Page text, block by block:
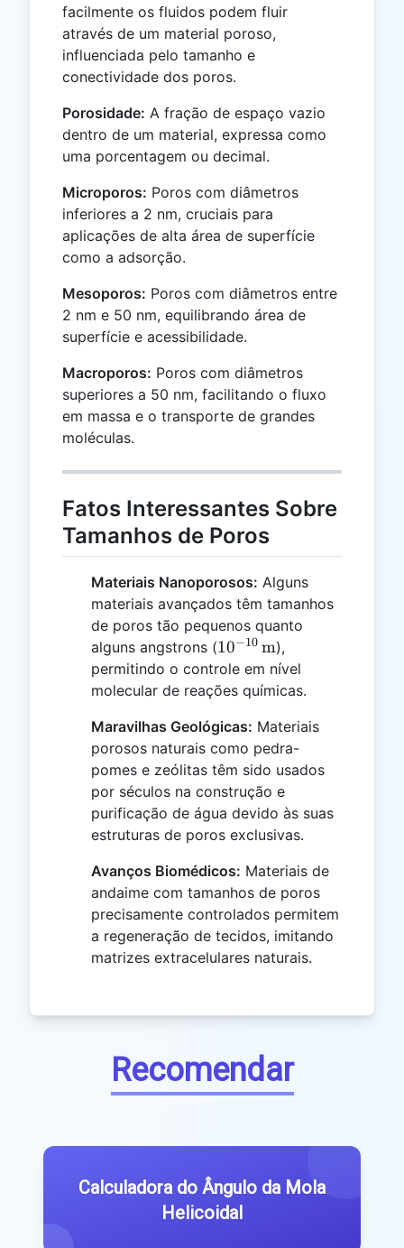
facilmente os fluidos podem fluir
através de um material poroso,
influenciada pelo tamanho e
conectividade dos poros.
Porosidade: A fração de espaço vazio
dentro de um material, expressa como
uma porcentagem ou decimal.
Microporos: Poros com diâmetros
inferiores a 2 nm, cruciais para
aplicações de alta área de superfície
como a adsorção.
Mesoporos: Poros com diâmetros entre
2 nm e 50 nm, equilibrando área de
superfície e acessibilidade.
Macroporos: Poros com diâmetros
superiores a 50 nm, facilitando o fluxo
em massa e o transporte de grandes
moléculas.
Fatos Interessantes Sobre
Tamanhos de Poros
Materiais Nanoporosos: Alguns
materiais avançados têm tamanhos
de poros tão pequenos quanto
alguns angstrons (10^{-10}
\,
\text{m}
10−10 m),
permitindo o controle em nível
molecular de reações químicas.
Maravilhas Geológicas: Materiais
porosos naturais como pedra-
pomes e zeólitas têm sido usados
por séculos na construção e
purificação de água devido às suas
estruturas de poros exclusivas.
Avanços Biomédicos: Materiais de
andaime com tamanhos de poros
precisamente controlados permitem
a regeneração de tecidos, imitando
matrizes extracelulares naturais.
Recomendar
Calculadora do Ângulo da Mola
Helicoidal